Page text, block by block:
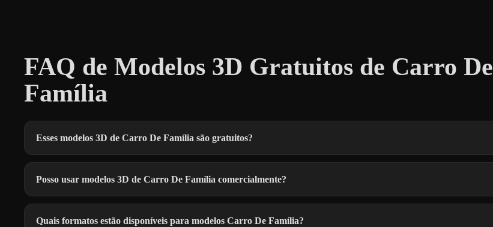
FAQ de Modelos 3D Gratuitos de Carro De
Família
Esses modelos 3D de Carro De Família são gratuitos?
Posso usar modelos 3D de Carro De Família comercialmente?
Quais formatos estão disponíveis para modelos Carro De Família?